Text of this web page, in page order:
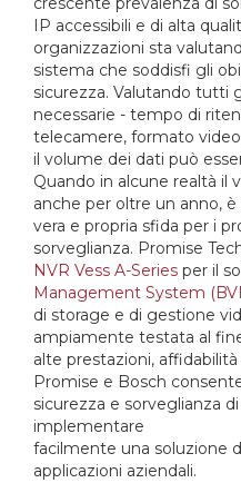
IP accessibili e di alta
organizzazioni sta
sistema che soddisfi gli
sicurezza. Valutando tutti
necessarie - tempo di
telecamere, formato
il volume dei dati può
Quando in alcune realtà il
anche per oltre un anno,
vera e propria sfida per i
sorveglianza. Promise
NVR Vess A-Series per il
Management System
di storage e di gestione
ampiamente testata al
alte prestazioni,
Promise e Bosch
sicurezza e sorveglianza
implementare
facilmente una soluzione
applicazioni aziendali.